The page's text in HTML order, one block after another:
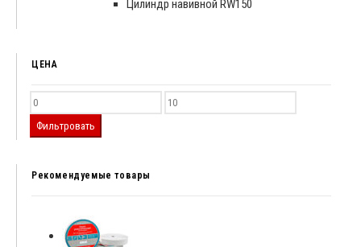
Цилиндр навивной RW150
ЦЕНА
Фильтровать
Рекомендуемые товары